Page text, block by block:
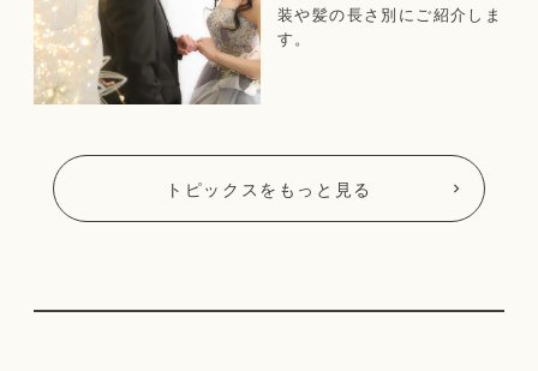
装や髪の長さ別にご紹介しま
す。
トピックスをもっと見る